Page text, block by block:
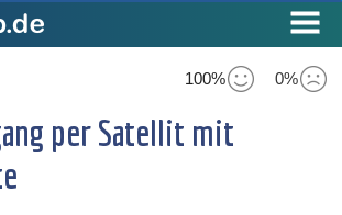
100% 0%
per Satellit mit